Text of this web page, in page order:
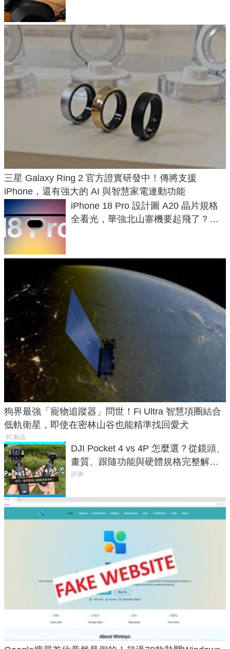
三星 Galaxy Ring 2 官方證實研發中！傳將支援
iPhone，還有強大的 AI 與智慧家電連動功能
iPhone 18 Pro 設計圖 A20 晶片規格
全看光，華強北山寨機要起飛了？專
狗界最強「寵物追蹤器」問世！Fi Ultra 智慧項圈結合
低軌衛星，即使在密林山谷也能精準找回愛犬
3C新品
DJI Pocket 4 vs 4P 怎麼選？從鏡頭、
畫質、跟隨功能與硬體規格完整解
析，一次看懂兩台差異
評測